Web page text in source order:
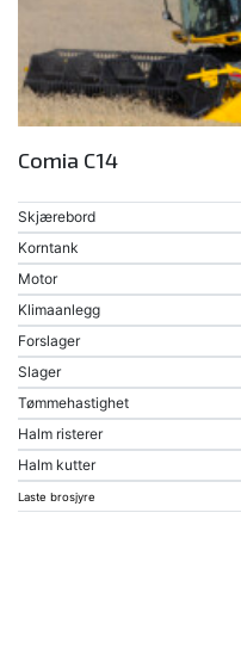
Comia C14
Skjærebord
Korntank
Motor
Klimaanlegg
Forslager
Slager
Tømmehastighet
Halm risterer
Halm kutter
Laste brosjyre